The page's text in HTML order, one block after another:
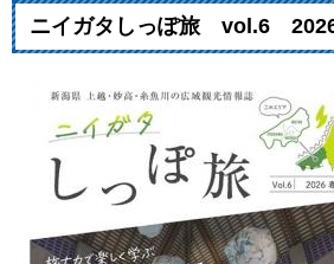
ニイガタしっぽ旅 vol.6